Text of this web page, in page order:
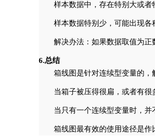
样本数据中，存在特别大或者
样本数据特别少，可能出现各
解决办法：如果数据取值为正
6.总结
箱线图是针对连续型变量的，
当箱子被压得很扁，或者有很
当只有一个连续型变量时，并
箱线图最有效的使用途径是作